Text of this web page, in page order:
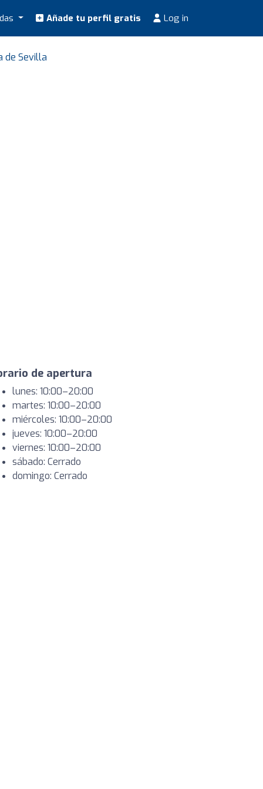
Añade tu perfil gratis Log in
de Sevilla
de apertura
lunes: 10:00–20:00
martes: 10:00–20:00
miércoles: 10:00–20:00
jueves: 10:00–20:00
viernes: 10:00–20:00
sábado: Cerrado
domingo: Cerrado